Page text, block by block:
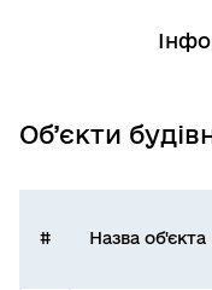
Об’єкти
# Назва об'єкта